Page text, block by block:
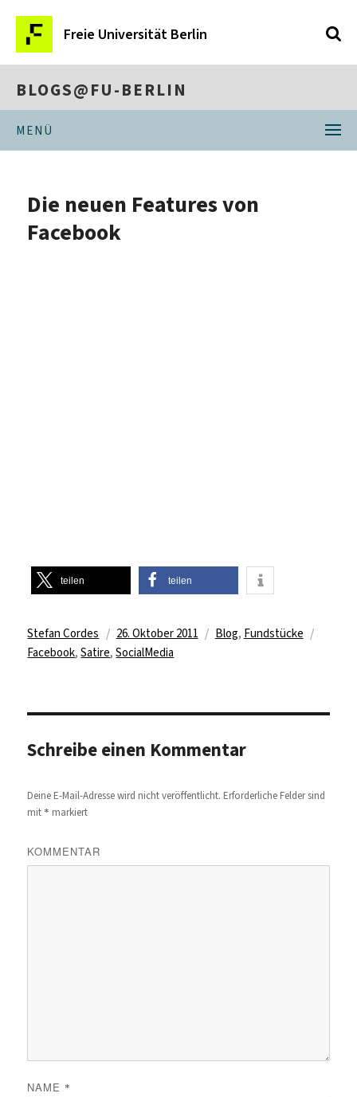
Freie Universität Berlin
BLOGS@FU-BERLIN
MENÜ
Die neuen Features von
Facebook
teilen teilen
Autor
Stefan Cordes
Veröffentlicht
am
26. Oktober 2011 Kategorien
Blog, Fundstücke
Facebook,Satire,SocialMedia
Schreibe einen Kommentar
Deine E-Mail-Adresse wird nicht veröffentlicht. Erforderliche Felder sind
mit * markiert
KOMMENTAR
NAME *